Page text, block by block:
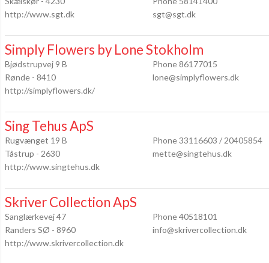
http://www.sgt.dk
sgt@sgt.dk
Simply Flowers by Lone Stokholm
Bjødstrupvej 9 B
Rønde - 8410
http://simplyflowers.dk/
Phone 86177015
lone@simplyflowers.dk
Sing Tehus ApS
Rugvænget 19 B
Tåstrup - 2630
http://www.singtehus.dk
Phone 33116603 / 20405854
mette@singtehus.dk
Skriver Collection ApS
Sanglærkevej 47
Randers SØ - 8960
http://www.skrivercollection.dk
Phone 40518101
info@skrivercollection.dk